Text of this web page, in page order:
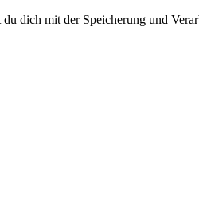
dich mit der Speicherung und